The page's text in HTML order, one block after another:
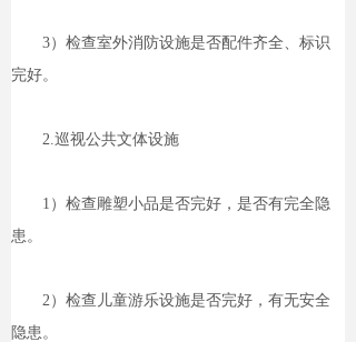
3）检查室外消防设施是否配件齐全、标识
完好。
2.巡视公共文体设施
1）检查雕塑小品是否完好，是否有完全隐
患。
2）检查儿童游乐设施是否完好，有无安全
隐患。